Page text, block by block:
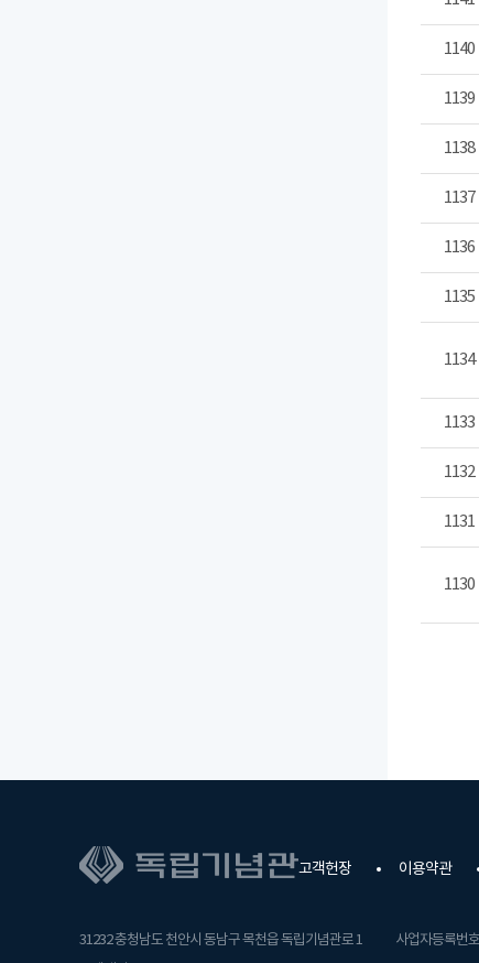
1140
1139
1138
1137
1136
1135
1134
1133
1132
1131
1130
고객헌장 이용약관
31232 충청남도 천안시 동남구 목천읍 독립기념관로 1
사업자등록번